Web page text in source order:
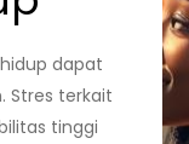
dapat
Stres terkait
tinggi